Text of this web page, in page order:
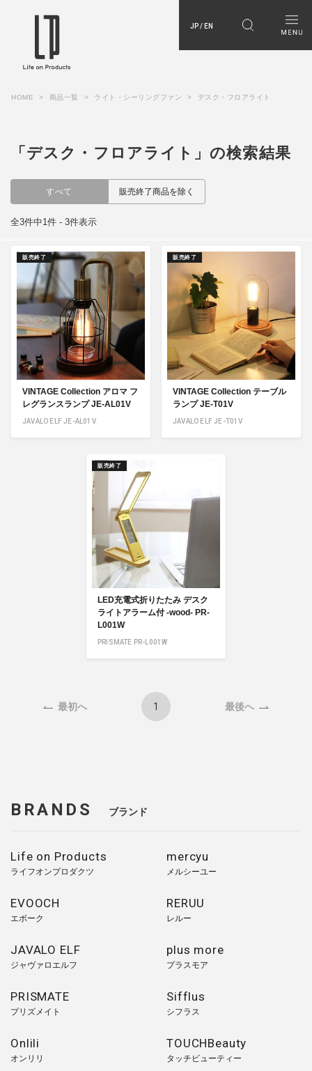
JP / EN
HOME 商品一覧 ライト・シーリングファン デスク・フロアライト
「デスク・フロアライト」の検索結果
すべて 販売終了商品を除く
全3件中1件 - 3件表示
VINTAGE Collection アロマ フ
レグランスランプ JE-AL01V
JAVALO ELF JE-AL01V
販売終了
VINTAGE Collection テーブル
ランプ JE-T01V
JAVALO ELF JE-T01V
販売終了
LED充電式折りたたみ デスク
ライトアラーム付 -wood- PR-
L001W
PRISMATE PR-L001W
販売終了
最初へ 1 最後へ
BRANDS ブランド
Life on Products
ライフオンプロダクツ
mercyu
メルシーユー
EVOOCH
エボーク
RERUU
レルー
JAVALO ELF
ジャヴァロエルフ
plus more
プラスモア
PRISMATE
プリズメイト
Sifflus
シフラス
Onlili
オンリリ
TOUCHBeauty
タッチビューティー